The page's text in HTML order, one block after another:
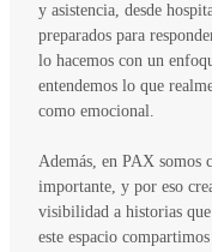
y asistencia, desde
preparados para
lo hacemos con un
entendemos lo que
como emocional.
Además, en PAX somos
importante, y por eso
visibilidad a historias
este espacio